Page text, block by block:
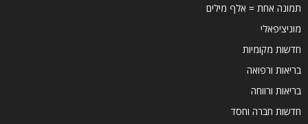
תמונה אחת = אלף מילים
מוניציפאלי
חדשות מקומיות
בריאות ורפואה
בריאות ורווחה
חדשות חברה וחסד